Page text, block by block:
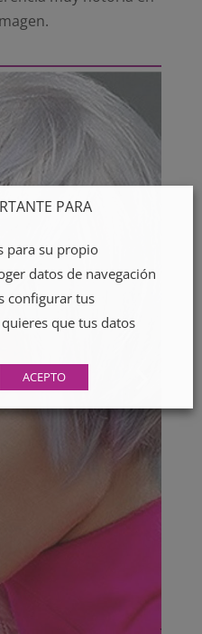
PARA
para su propio
datos de navegación
configurar tus
que tus datos
ACEPTO